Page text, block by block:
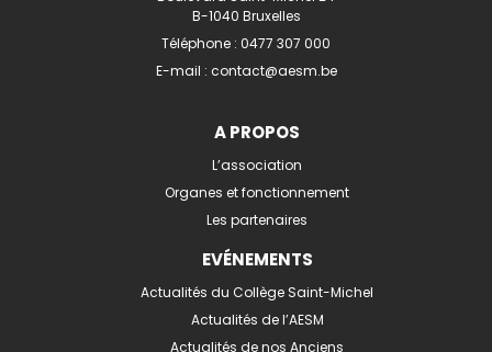
B-1040 Bruxelles
Téléphone : 0477 307 000
E-mail : contact@aesm.be
A PROPOS
L’association
Organes et fonctionnement
Les partenaires
EVÉNEMENTS
Actualités du Collège Saint-Michel
Actualités de l’AESM
Actualités de nos Anciens